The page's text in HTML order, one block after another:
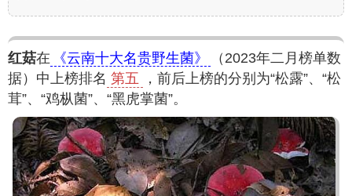
红菇在 《云南十大名贵野生菌》
（2023年二月榜单数
据）中上榜排名 第五
，前后上榜的分别为“松露”、“松
茸”、“鸡枞菌”、“黑虎掌菌”。